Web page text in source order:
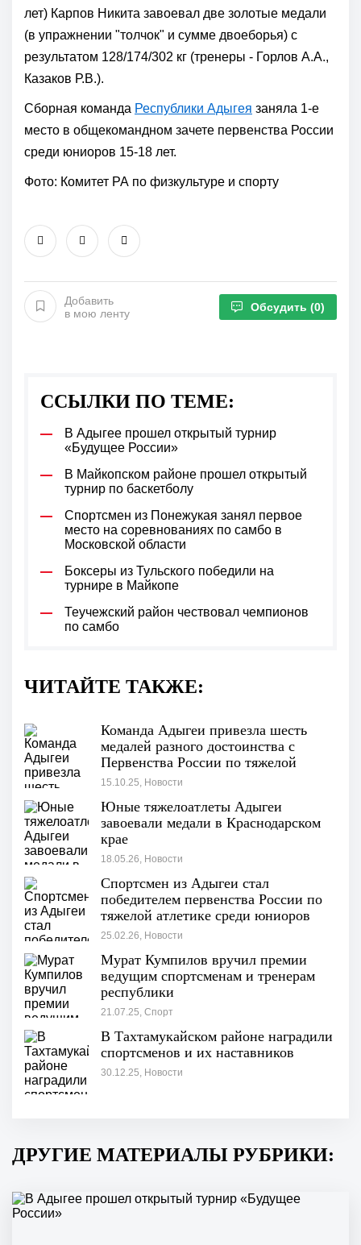
лет) Карпов Никита завоевал две золотые медали
(в упражнении "толчок" и сумме двоеборья) с
результатом 128/174/302 кг (тренеры - Горлов А.А.,
Казаков Р.В.).
Сборная команда Республики Адыгея заняла 1-е
место в общекомандном зачете первенства России
среди юниоров 15-18 лет.
Фото: Комитет РА по физкультуре и спорту
Добавить
в мою ленту
Обсудить (0)
ССЫЛКИ ПО ТЕМЕ:
В Адыгее прошел открытый турнир
«Будущее России»
В Майкопском районе прошел открытый
турнир по баскетболу
Спортсмен из Понежукая занял первое
место на соревнованиях по самбо в
Московской области
Боксеры из Тульского победили на
турнире в Майкопе
Теучежский район чествовал чемпионов
по самбо
ЧИТАЙТЕ ТАКЖЕ:
Команда Адыгеи привезла шесть
медалей разного достоинства с
Первенства России по тяжелой
атлетике среди юниоров и юниорок
15.10.25, Новости
Юные тяжелоатлеты Адыгеи
завоевали медали в Краснодарском
крае
18.05.26, Новости
Спортсмен из Адыгеи стал
победителем первенства России по
тяжелой атлетике среди юниоров
25.02.26, Новости
Мурат Кумпилов вручил премии
ведущим спортсменам и тренерам
республики
21.07.25, Спорт
В Тахтамукайском районе наградили
спортсменов и их наставников
30.12.25, Новости
ДРУГИЕ МАТЕРИАЛЫ РУБРИКИ: